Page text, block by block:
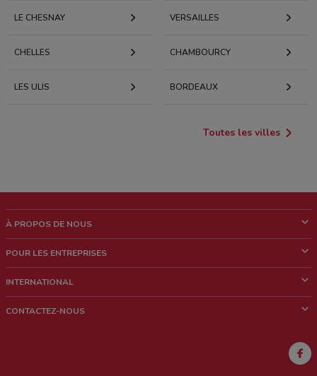
LE CHESNAY VERSAILLES
CHELLES CHAMBOURCY
LES ULIS BORDEAUX
Toutes les villes
À PROPOS DE NOUS
News & Médias
POUR LES ENTREPRISES
Contacts commerciaux et/ou marketing
INTERNATIONAL
CONTACTEZ-NOUS